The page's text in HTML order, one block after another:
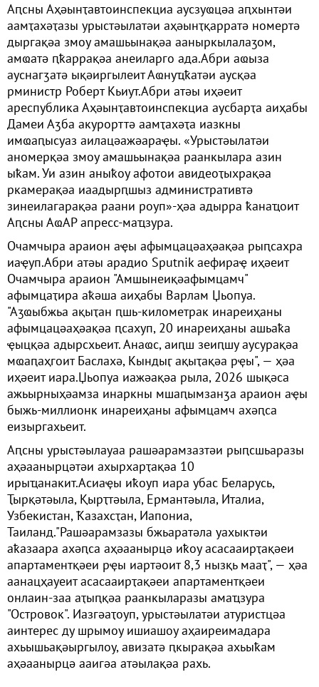
Аԥсны Аҳәынҭавтоинспекциа аусзуҩцәа аԥхынтәи
аамҭахәҭазы урыстәылатәи аҳәынҭқарратә номертә
дыргақәа змоу амашьынақәа ааныркылалаӡом,
амҩатә ԥҟаррақәа анеиларго ада.Абри аҩыза
ауснагӡатә ықәиргылеит Аҩнуҵҟатәи аусқәа
рминистр Роберт Кьиут.Абри атәы иҳәеит
ареспублика Аҳәынҭавтоинспекциа аусбарҭа аиҳабы
Дамеи Аӡба акурорттә аамҭахәҭа иазкны
имҩаԥысуаз аилацәажәараҿы. «Урыстәылатәи
аномерқәа змоу амашьынақәа раанкылара азин
ыҟам. Уи азин аныҟоу афотои авидеоҭыхрақәа
ркамерақәа иаадырԥшыз административтә
зинеилагарақәа раани роуп»-ҳәа адырра ҟанаҵоит
Аԥсны АҩАР апресс-маҵзура.
Очамчыра араион аҿы афымцацәаҳәақәа рыԥсахра
иаҿуп.Абри атәы арадио Sputnik аефираҿ иҳәеит
Очамчыра араион "Амшынеиқәафымцамч"
афымцаҭира аҟәша аиҳабы Варлам Џьопуа.
"Аӡҩыбжьа ақыҭан ԥшь-километрак инареиҳаны
афымцацәаҳәақәа ԥсахуп, 20 инареиҳаны ашьаҟа
ҿыцқәа адырсхьеит. Анаҩс, аиԥш зеиԥшу аусурақәа
мҩаԥаҳгоит Баслахә, Кындыӷ ақыҭақәа рҿы", — ҳәа
иҳәеит иара.Џьопуа иажәақәа рыла, 2026 шықәса
ажьырныҳәамза инаркны мшаԥымзанӡа араион аҿы
быжь-миллионк инареиҳаны афымцамч ахәԥса
еизыргахьеит.
Аԥсны урыстәылауаа рашәарамзазтәи рыԥсшьаразы
аҳәаанырцәтәи ахырхарҭақәа 10
ирыҵанакит.Асиаҿы иҟоуп иара убас Беларусь,
Ҭырқәтәыла, Қырҭтәыла, Ермантәыла, Италиа,
Узбекистан, Ҟазахсҭан, Иапониа,
Таиланд."Рашәарамзазы бжьаратәла уахыктәи
аҟазаара ахәԥса аҳәаанырцә иҟоу асасааирҭақәеи
апартаментқәеи рҿы иартәоит 8,3 нызқь мааҭ", — ҳәа
аанацҳауеит асасааирҭақәеи апартаментқәеи
онлаин-заа аҭыԥқәа раанкыларазы амаҵзура
"Островок". Иазгәаҭоуп, урыстәылатәи атуристцәа
аинтерес ду шрымоу ишиашоу аҳаиреимадара
ахьышьақәыргылоу, авизатә ԥкырақәа ахьыҟам
аҳәаанырцә ааигәа атәылақәа рахь.